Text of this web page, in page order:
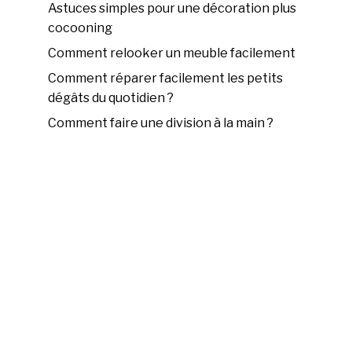
Astuces simples pour une décoration plus
cocooning
Comment relooker un meuble facilement
Comment réparer facilement les petits
dégâts du quotidien ?
Comment faire une division à la main ?